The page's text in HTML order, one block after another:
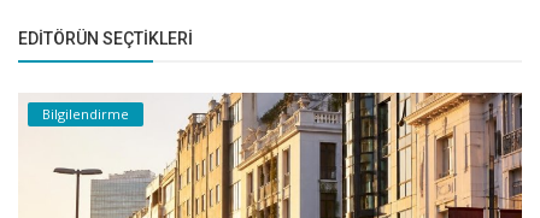
EDITÖRÜN SEÇTIKLERI
Bilgilendirme